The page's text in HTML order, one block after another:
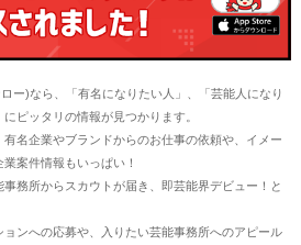
ー)なら、「有名になりたい人」、「芸能人になり
ピッタリの情報が見つかります。
名企業やブランドからのお仕事の依頼や、イメー
案件情報もいっぱい！
務所からスカウトが届き、即芸能界デビュー！と
ンへの応募や、入りたい芸能事務所へのアピール